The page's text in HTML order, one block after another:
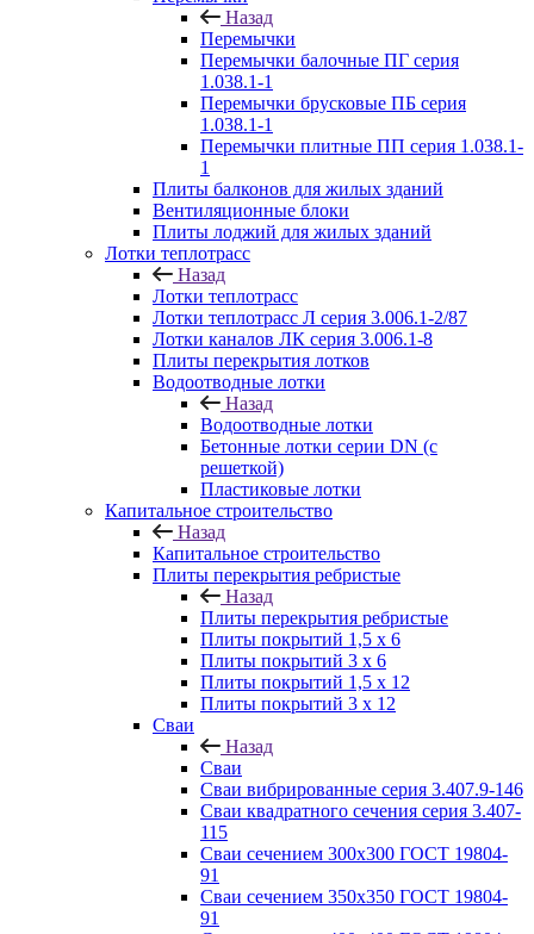
Назад
Перемычки
Перемычки балочные ПГ серия
1.038.1-1
Перемычки брусковые ПБ серия
1.038.1-1
Перемычки плитные ПП серия 1.038.1-
1
Плиты балконов для жилых зданий
Вентиляционные блоки
Плиты лоджий для жилых зданий
Лотки теплотрасс
Назад
Лотки теплотрасс
Лотки теплотрасс Л серия 3.006.1-2/87
Лотки каналов ЛК серия 3.006.1-8
Плиты перекрытия лотков
Водоотводные лотки
Назад
Водоотводные лотки
Бетонные лотки серии DN (с
решеткой)
Пластиковые лотки
Капитальное строительство
Назад
Капитальное строительство
Плиты перекрытия ребристые
Назад
Плиты перекрытия ребристые
Плиты покрытий 1,5 x 6
Плиты покрытий 3 x 6
Плиты покрытий 1,5 x 12
Плиты покрытий 3 x 12
Сваи
Назад
Сваи
Сваи вибрированные серия 3.407.9-146
Сваи квадратного сечения серия 3.407-
115
Сваи сечением 300х300 ГОСТ 19804-
91
Сваи сечением 350х350 ГОСТ 19804-
91